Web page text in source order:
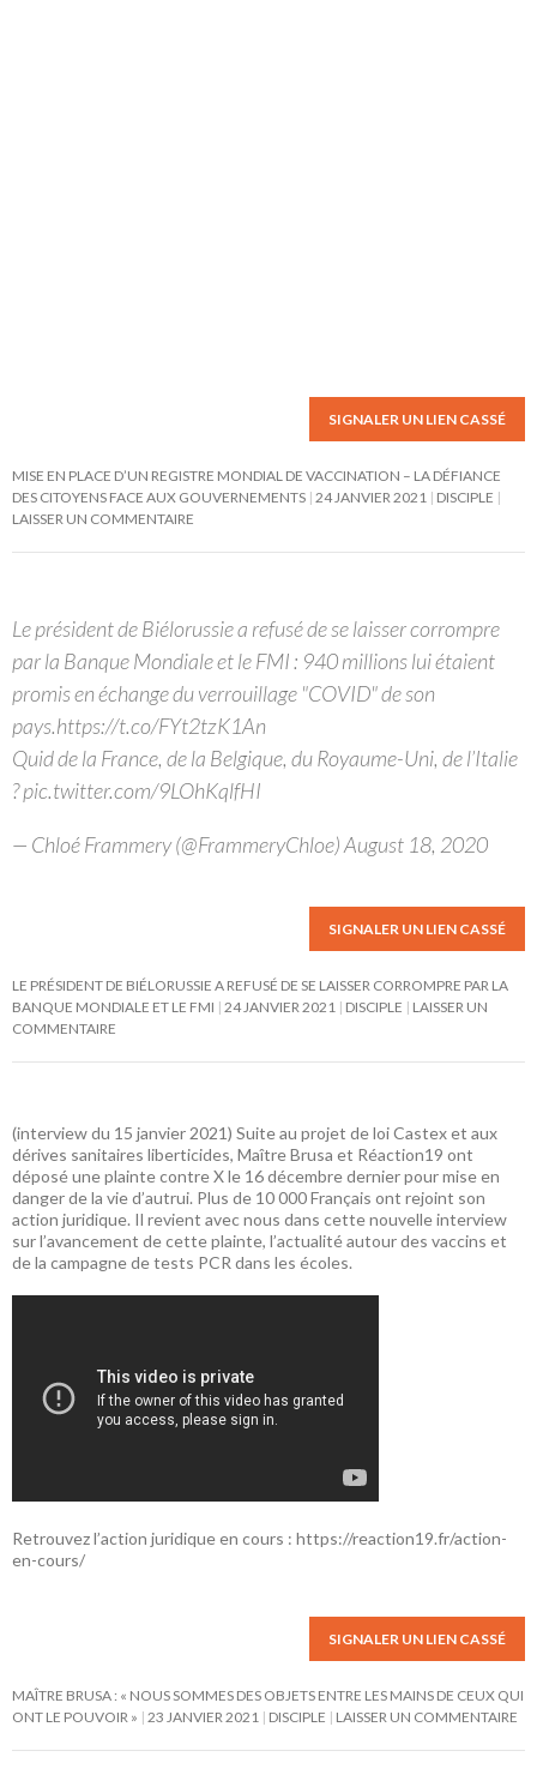
SIGNALER UN LIEN CASSÉ
MISE EN PLACE D’UN REGISTRE MONDIAL DE VACCINATION – LA DÉFIANCE
DES CITOYENS FACE AUX GOUVERNEMENTS 24 JANVIER 2021 DISCIPLE
LAISSER UN COMMENTAIRE
Le président de Biélorussie a refusé de se laisser corrompre
par la Banque Mondiale et le FMI : 940 millions lui étaient
promis en échange du verrouillage "COVID" de son
pays.https://t.co/FYt2tzK1An
Quid de la France, de la Belgique, du Royaume-Uni, de l’Italie
? pic.twitter.com/9LOhKqlfHI
— Chloé Frammery (@FrammeryChloe) August 18, 2020
SIGNALER UN LIEN CASSÉ
LE PRÉSIDENT DE BIÉLORUSSIE A REFUSÉ DE SE LAISSER CORROMPRE PAR LA
BANQUE MONDIALE ET LE FMI 24 JANVIER 2021 DISCIPLE
LAISSER UN
COMMENTAIRE
(interview du 15 janvier 2021) Suite au projet de loi Castex et aux
dérives sanitaires liberticides, Maître Brusa et Réaction19 ont
déposé une plainte contre X le 16 décembre dernier pour mise en
danger de la vie d’autrui. Plus de 10 000 Français ont rejoint son
action juridique. Il revient avec nous dans cette nouvelle interview
sur l’avancement de cette plainte, l’actualité autour des vaccins et
de la campagne de tests PCR dans les écoles.
Retrouvez l’action juridique en cours : https://reaction19.fr/action-
en-cours/
SIGNALER UN LIEN CASSÉ
MAÎTRE BRUSA : « NOUS SOMMES DES OBJETS ENTRE LES MAINS DE CEUX QUI
ONT LE POUVOIR » 23 JANVIER 2021 DISCIPLE LAISSER UN COMMENTAIRE